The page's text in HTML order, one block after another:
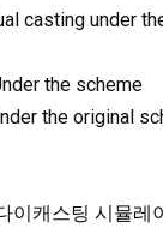
casting under
the scheme
the original
이캐스팅 시뮬레